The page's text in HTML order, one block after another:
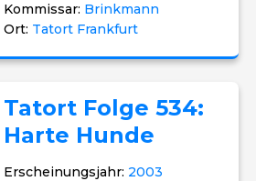
Kommissar: Brinkmann
Ort: Tatort Frankfurt
Tatort Folge 534:
Harte Hunde
Erscheinungsjahr: 2003